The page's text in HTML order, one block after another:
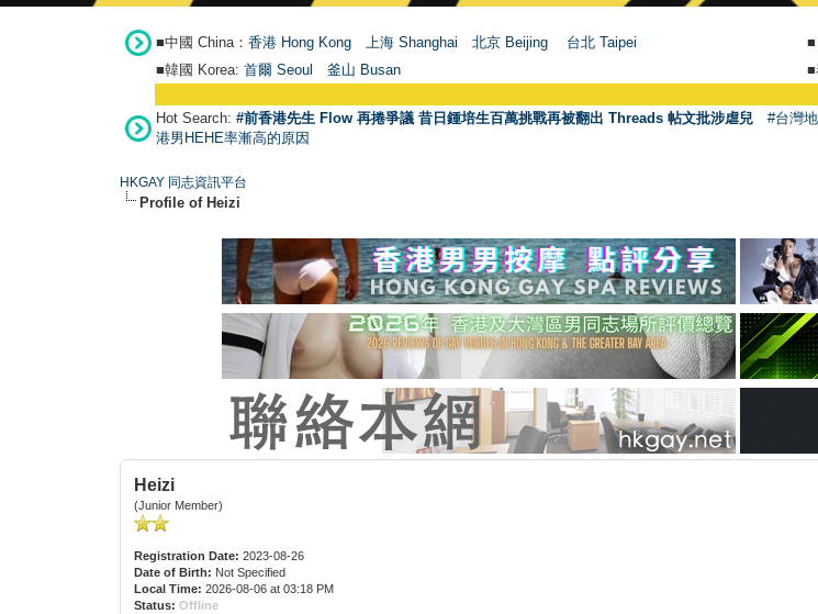
■中國 China： 香港 Hong Kong 上海 Shanghai 北京 Beijing 台北 Taipei ■
■韓國 Korea: 首爾 Seou 釜山 Busan ■
Hot Search: #前香港先生 Flow 再捲爭議 昔日鍾培生百萬挑戰再被翻出 Threads 帖文批涉虐兒 #台灣
港男HEHE率漸高的原因
HKGAY 同志資訊平台
Profile of Heizi
Heizi
(Junior Member)
Registration Date: 2023-08-26
Date of Birth: Not Specified
Local Time: 2026-08-06 at 03:18 PM
Status: Offline